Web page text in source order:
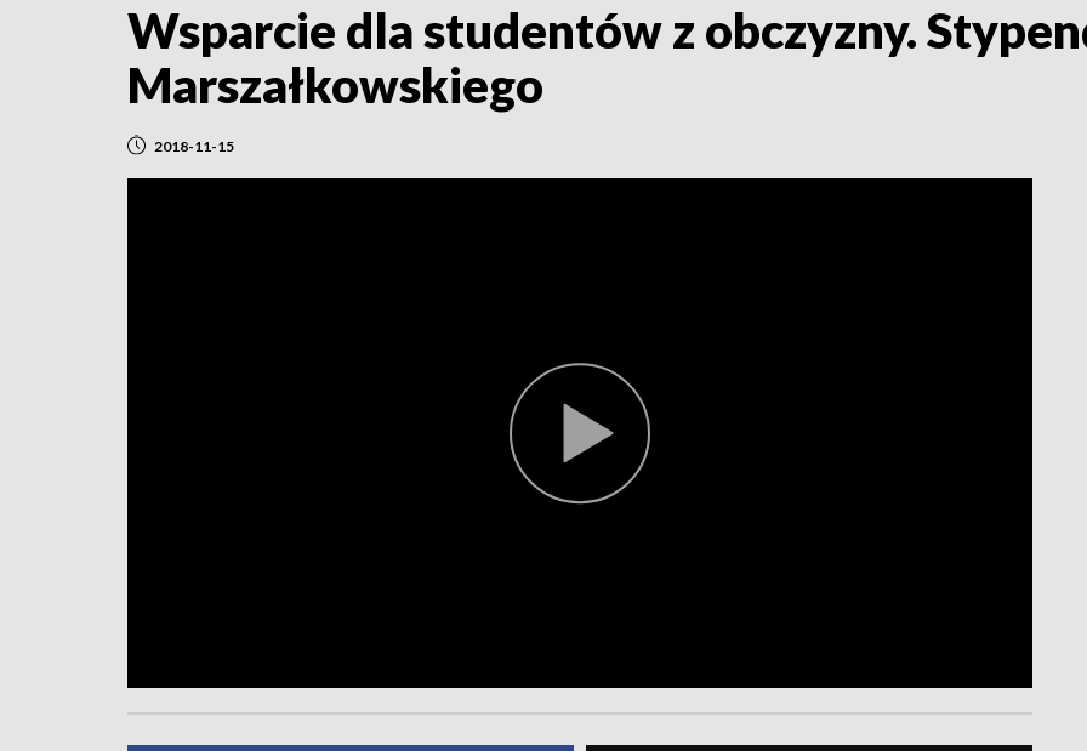
Wsparcie dla studentów z obczyzny.
Marszałkowskiego
2018-11-15